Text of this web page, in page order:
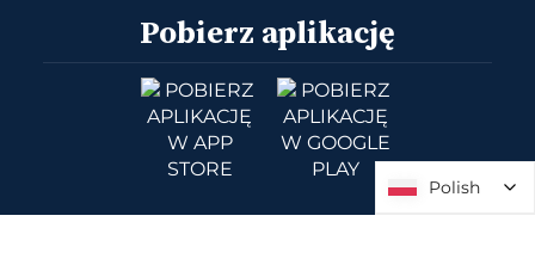
Pobierz aplikację
Polish
Polish